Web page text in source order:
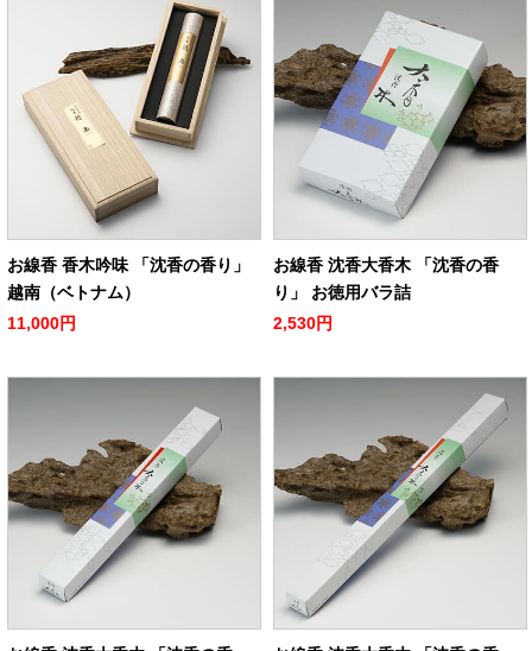
お線香 香木吟味 「沈香の香り」
越南（ベトナム）
11,000円
お線香 沈香大香木 「沈香の香
り」 お徳用バラ詰
2,530円